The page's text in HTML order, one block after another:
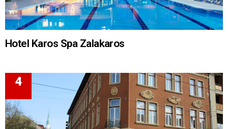
Hotel Karos Spa Zalakaros